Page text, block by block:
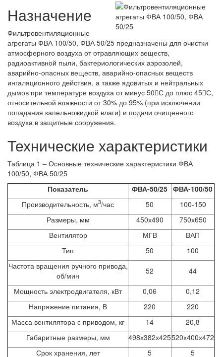
Назначение
Фильтровентиляционные
агрегаты ФВА 100/50, ФВА 50/25 предназначены для очистки
атмосферного воздуха от отравляющих веществ,
радиоактивной пыли, бактериологических аэрозолей,
аварийно-опасных веществ, аварийно-опасных веществ
ингаляционного действия, а также ядовитых и нейтральных
дымов при температуре воздуха от минус 50С до плюс 45С,
относительной влажности от 30% до 95% (при исключении
попадания капельножидкой влаги) и подачи очищенного
воздуха в защитные сооружения.
Технические характеристики
Таблица 1 – Основные технические характеристики ФВА
100/50, ФВА 50/25
Показатель
ФВА-50/25 ФВА-100/50
Производительность, м3/час 50
100-150
Размеры, мм
450х490
750х650
Вентилятор
МГВ
ВАП
Тип
50
100
Частота вращения ручного привода,
об/мин
52 44
Мощность электродвигателя, кВт 0,06
0,12
Напряжение питания, В
220
220
Масса вентилятора с приво­дом, кг
14
20,8
Габаритные размеры, мм
498х382х425520х400х472
Срок хранения, лет
5 5